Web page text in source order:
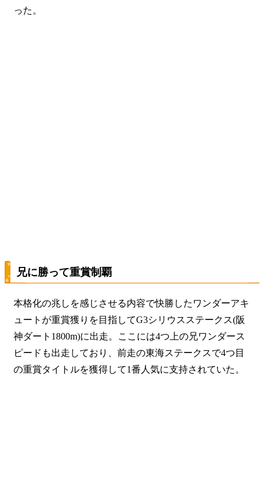
った。
兄に勝って重賞制覇
本格化の兆しを感じさせる内容で快勝したワンダーアキ
ュートが重賞獲りを目指してG3シリウスステークス(阪
神ダート1800m)に出走。ここには4つ上の兄ワンダース
ピードも出走しており、前走の東海ステークスで4つ目
の重賞タイトルを獲得して1番人気に支持されていた。